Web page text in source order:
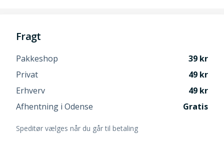
Fragt
Pakkeshop
39
Privat
49
Erhverv
49
Afhentning i Odense
Gratis
Speditør vælges når du går til betaling